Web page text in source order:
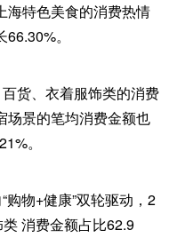
海特色美食的消费热情
。
货、衣着服饰类的消费
场景的笔均消费金额也
。
购物+健康”双轮驱动，2
消费金额占比62.9